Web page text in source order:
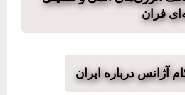
فران
درباره ایران